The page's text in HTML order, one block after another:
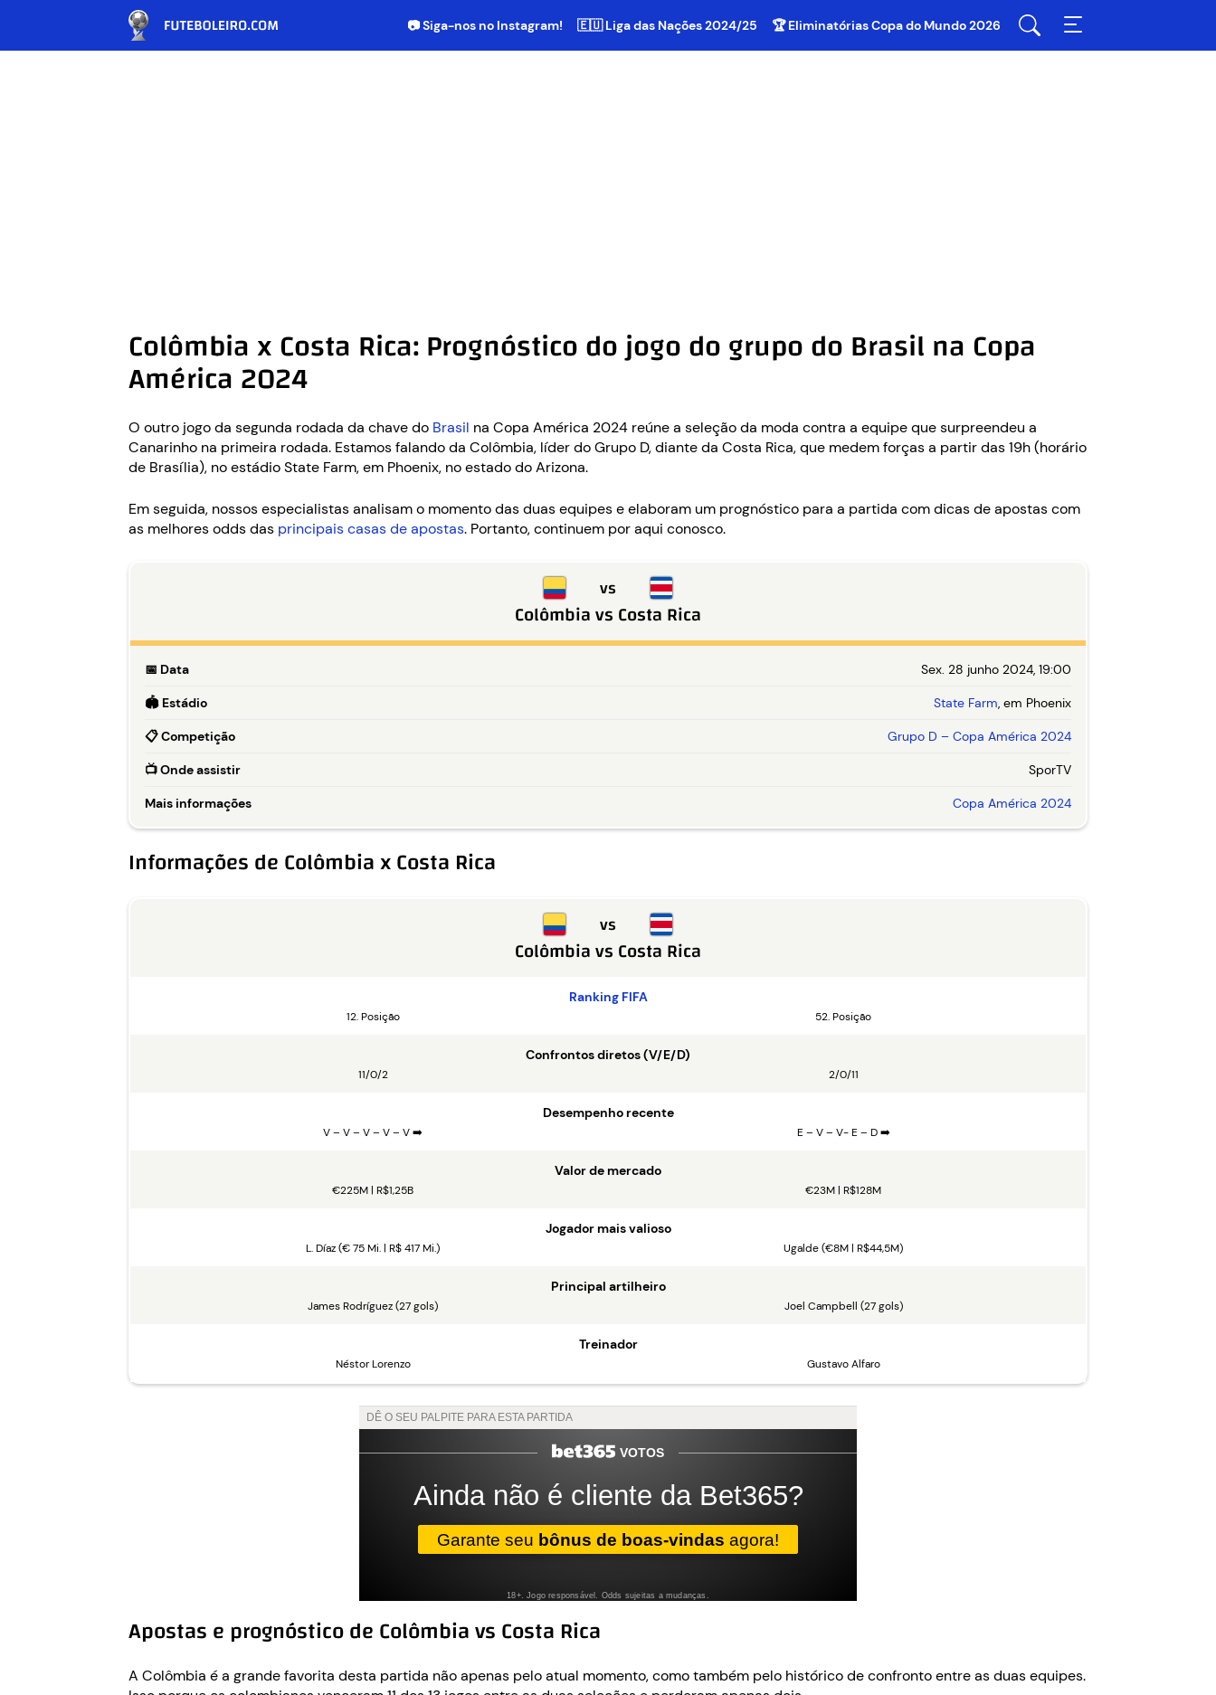
📷 Siga-nos no Instagram! 🇪🇺 Liga das Nações 2024/25 🏆 Eliminatórias Copa do Mundo 2026
Colômbia x Costa Rica: Prognóstico do jogo do grupo do Brasil na Copa
América 2024
O outro jogo da segunda rodada da chave do Brasil na Copa América 2024 reúne a seleção da moda contra a equipe que surpreendeu a
Canarinho na primeira rodada. Estamos falando da Colômbia, líder do Grupo D, diante da Costa Rica, que medem forças a partir das 19h (horário
de Brasília), no estádio State Farm, em Phoenix, no estado do Arizona.
Em seguida, nossos especialistas analisam o momento das duas equipes e elaboram um prognóstico para a partida com dicas de apostas com
as melhores odds das principais casas de apostas. Portanto, continuem por aqui conosco.
vs
ColômbiavsCosta Rica
📅 Data Sex. 28 junho 2024, 19:00
🏟️ Estádio State Farm, em Phoenix
📋Competição Grupo D – Copa América 2024
📺Onde assistir SporTV
Mais informações Copa América 2024
Informações de Colômbia x Costa Rica
vs
ColômbiavsCosta Rica
Ranking FIFA
12. Posição 52. Posição
Confrontos diretos (V/E/D)
11/0/2 2/0/11
Desempenho recente
V – V – V – V – V ➡️ E – V – V- E – D ➡️
Valor de mercado
€225M | R$1,25B €23M | R$128M
Jogador mais valioso
L. Díaz (€ 75 Mi. | R$ 417 Mi.) Ugalde (€8M | R$44,5M)
Principal artilheiro
James Rodríguez (27 gols) Joel Campbell (27 gols)
Treinador
Néstor Lorenzo Gustavo Alfaro
Apostas e prognóstico de Colômbia vs Costa Rica
A Colômbia é a grande favorita desta partida não apenas pelo atual momento, como também pelo histórico de confronto entre as duas equipes.